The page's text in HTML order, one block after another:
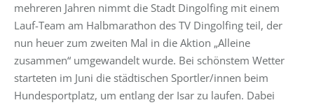
mehreren Jahren nimmt die Stadt Dingolfing mit einem
Lauf-Team am Halbmarathon des TV Dingolfing teil, der
nun heuer zum zweiten Mal in die Aktion „Alleine
zusammen“ umgewandelt wurde. Bei schönstem Wetter
starteten im Juni die städtischen Sportler/innen beim
Hundesportplatz, um entlang der Isar zu laufen. Dabei